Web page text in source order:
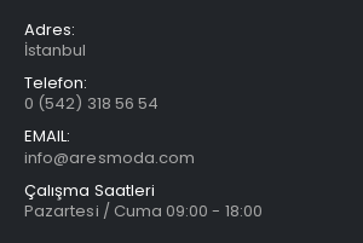
Adres:
İstanbul
Telefon:
0 (542) 318 56 54
EMAIL:
info@aresmoda.com
Çalışma Saatleri
Pazartesi / Cuma 09:00 - 18:00